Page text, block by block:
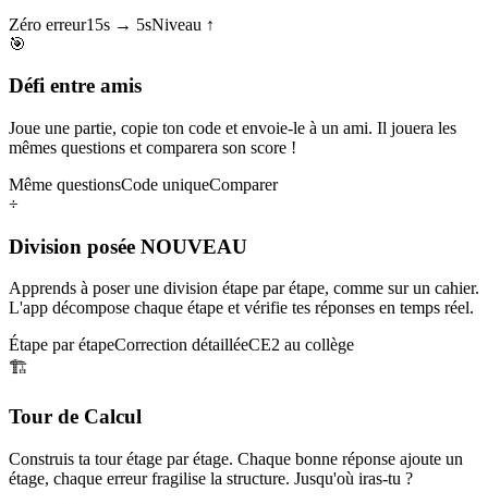
Zéro erreur15s → 5sNiveau ↑
🎯
Défi entre amis
Joue une partie, copie ton code et envoie-le à un ami. Il jouera les
mêmes questions et comparera son score !
Même questionsCode uniqueComparer
÷
Division posée NOUVEAU
Apprends à poser une division étape par étape, comme sur un cahier.
L'app décompose chaque étape et vérifie tes réponses en temps réel.
Étape par étapeCorrection détailléeCE2 au collège
🏗️
Tour de Calcul
Construis ta tour étage par étage. Chaque bonne réponse ajoute un
étage, chaque erreur fragilise la structure. Jusqu'où iras-tu ?